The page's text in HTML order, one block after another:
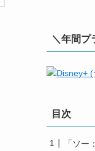
＼年間プ
目次
「ソ